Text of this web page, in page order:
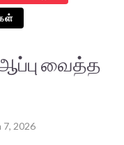
வைத்த
7, 2026